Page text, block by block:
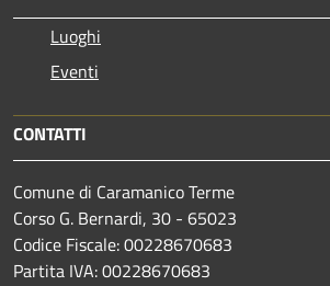
Luoghi
Eventi
CONTATTI
Comune di Caramanico Terme
Corso G. Bernardi, 30 - 65023
Codice Fiscale: 00228670683
Partita IVA: 00228670683